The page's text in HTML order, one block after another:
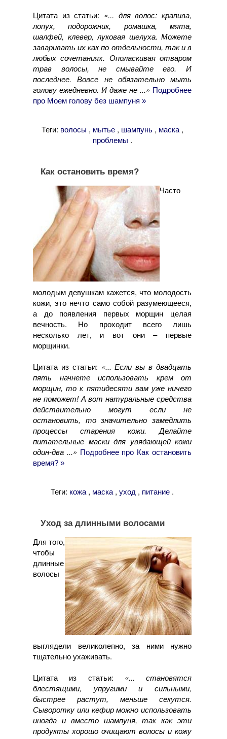
Цитата из статьи: «... для волос: крапива,
лопух, подорожник, ромашка, мята,
шалфей, клевер, луковая шелуха. Можете
заваривать их как по отдельности, так и в
любых сочетаниях. Ополаскивая отваром
трав волосы, не смывайте его. И
последнее. Вовсе не обязательно мыть
голову ежедневно. И даже не ...» Подробнее
про Моем голову без шампуня »
Теги: волосы , мытье, шампунь, маска,
проблемы .
Как остановить время?
Часто
молодым девушкам кажется, что молодость
кожи, это нечто само собой разумеющееся,
а до появления первых морщин целая
вечность. Но проходит всего лишь
несколько лет, и вот они – первые
морщинки.
Цитата из статьи: «... Если вы в двадцать
пять начнете использовать крем от
морщин, то к пятидесяти вам уже ничего
не поможет! А вот натуральные средства
действительно могут если не
остановить, то значительно замедлить
процессы старения кожи. Делайте
питательные маски для увядающей кожи
один-два ...» Подробнее про Как остановить
время? »
Теги: кожа , маска , уход , питание .
Уход за длинными волосами
Для того,
чтобы
длинные
волосы
выглядели великолепно, за ними нужно
тщательно ухаживать.
Цитата из статьи: «... становятся
блестящими, упругими и сильными,
быстрее растут, меньше секутся.
Сыворотку или кефир можно использовать
иногда и вместо шампуня, так как эти
продукты хорошо очищают волосы и кожу